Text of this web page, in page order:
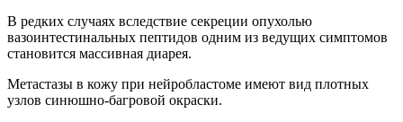
В редких случаях вследствие секреции опухолью
вазоинтестинальных пептидов одним из ведущих симптомов
становится массивная диарея.
Метастазы в кожу при нейробластоме имеют вид плотных
узлов синюшно-багровой окраски.